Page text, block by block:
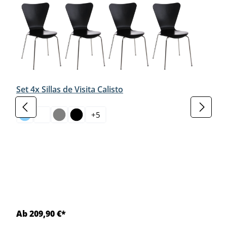
Set 4x Sillas de Visita Calisto
Colorselect
+5
Ab 209,90 €*